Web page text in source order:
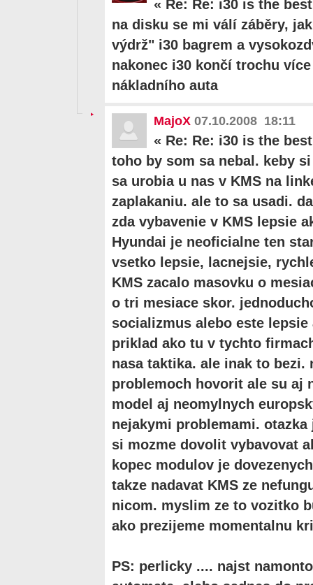
« Re: Re: i30 is the
na disku se mi válí záběry,
výdrž" i30 bagrem a
nakonec i30 končí trochu
nákladního auta
MajoX 07.10.2008 18:11
« Re: Re: i30 is the
toho by som sa nebal. keby
sa urobia u nas v KMS na
zaplakaniu. ale to sa usadi.
zda vybavenie v KMS lepsie
Hyundai je neoficialne ten
vsetko lepsie, lacnejsie,
KMS zacalo masovku o
o tri mesiace skor.
socializmus alebo este
priklad ako tu v tychto
nasa taktika. ale inak to bezi.
problemoch hovorit ale su aj
model aj neomylnych
nejakymi problemami.
si mozme dovolit vybavovat
kopec modulov je
takze nadavat KMS ze
nicom. myslim ze to vozitko
ako prezijeme momentalnu
PS: perlicky .... najst